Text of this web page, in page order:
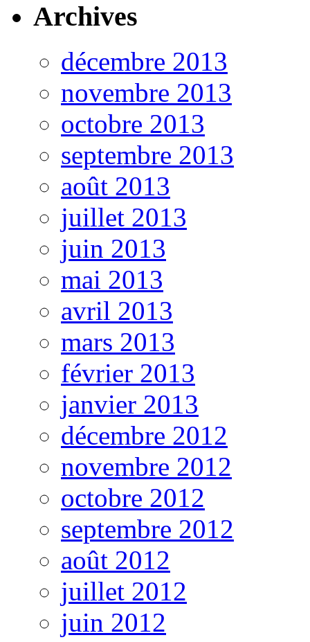
Archives
décembre 2013
novembre 2013
octobre 2013
septembre 2013
août 2013
juillet 2013
juin 2013
mai 2013
avril 2013
mars 2013
février 2013
janvier 2013
décembre 2012
novembre 2012
octobre 2012
septembre 2012
août 2012
juillet 2012
juin 2012